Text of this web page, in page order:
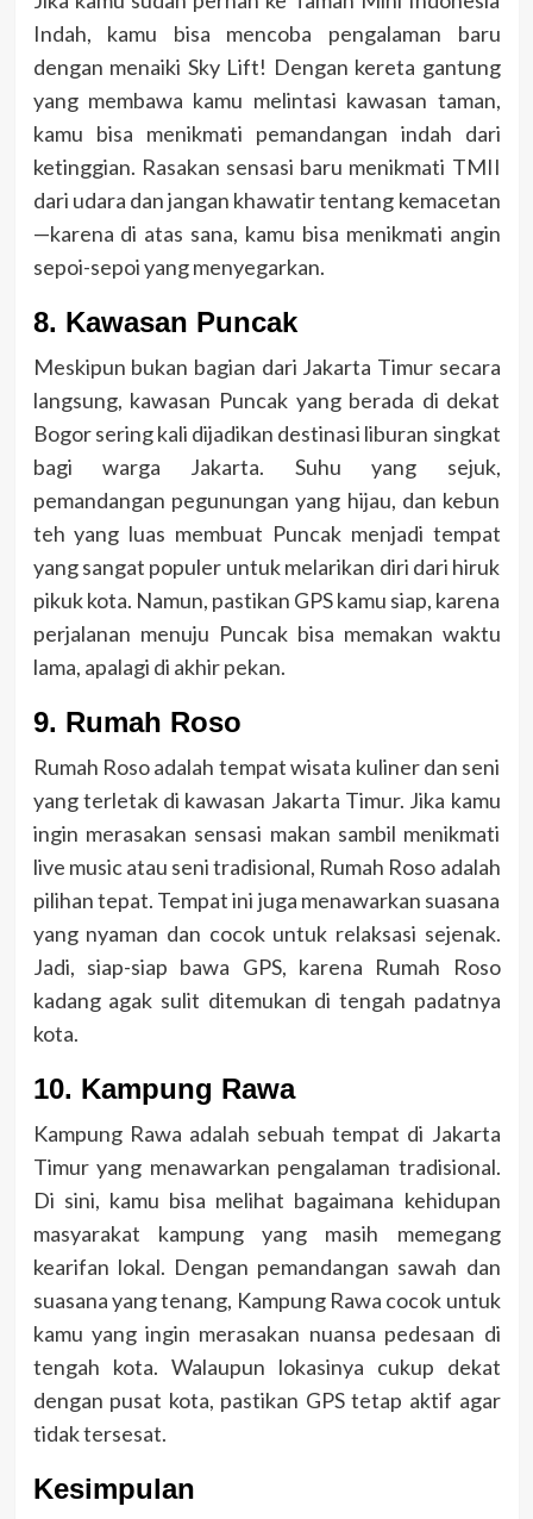
Indah, kamu bisa mencoba pengalaman baru
dengan menaiki Sky Lift! Dengan kereta gantung
yang membawa kamu melintasi kawasan taman,
kamu bisa menikmati pemandangan indah dari
ketinggian. Rasakan sensasi baru menikmati TMII
dari udara dan jangan khawatir tentang kemacetan
—karena di atas sana, kamu bisa menikmati angin
sepoi-sepoi yang menyegarkan.
8. Kawasan Puncak
Meskipun bukan bagian dari Jakarta Timur secara
langsung, kawasan Puncak yang berada di dekat
Bogor sering kali dijadikan destinasi liburan singkat
bagi warga Jakarta. Suhu yang sejuk,
pemandangan pegunungan yang hijau, dan kebun
teh yang luas membuat Puncak menjadi tempat
yang sangat populer untuk melarikan diri dari hiruk
pikuk kota. Namun, pastikan GPS kamu siap, karena
perjalanan menuju Puncak bisa memakan waktu
lama, apalagi di akhir pekan.
9. Rumah Roso
Rumah Roso adalah tempat wisata kuliner dan seni
yang terletak di kawasan Jakarta Timur. Jika kamu
ingin merasakan sensasi makan sambil menikmati
live music atau seni tradisional, Rumah Roso adalah
pilihan tepat. Tempat ini juga menawarkan suasana
yang nyaman dan cocok untuk relaksasi sejenak.
Jadi, siap-siap bawa GPS, karena Rumah Roso
kadang agak sulit ditemukan di tengah padatnya
kota.
10. Kampung Rawa
Kampung Rawa adalah sebuah tempat di Jakarta
Timur yang menawarkan pengalaman tradisional.
Di sini, kamu bisa melihat bagaimana kehidupan
masyarakat kampung yang masih memegang
kearifan lokal. Dengan pemandangan sawah dan
suasana yang tenang, Kampung Rawa cocok untuk
kamu yang ingin merasakan nuansa pedesaan di
tengah kota. Walaupun lokasinya cukup dekat
dengan pusat kota, pastikan GPS tetap aktif agar
tidak tersesat.
Kesimpulan